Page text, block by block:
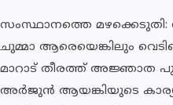
സംസ്ഥാനത്തെ മഴക്കെടുതി:
ചുമ്മാ ആരെയെങ്കിലും
മാറാട് തീരത്ത് അജ്ഞാത
അര്‍ജുന്‍ ആയങ്കിയുടെ